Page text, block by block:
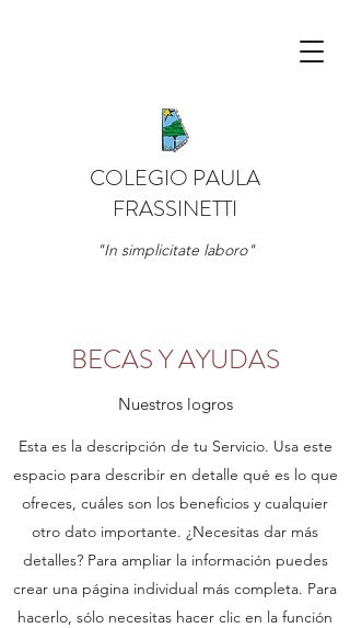
COLEGIO PAULA
FRASSINETTI
"In simplicitate laboro"
BECAS Y AYUDAS
Nuestros logros
Esta es la descripción de tu Servicio. Usa este
espacio para describir en detalle qué es lo que
ofreces, cuáles son los beneficios y cualquier
otro dato importante. ¿Necesitas dar más
detalles? Para ampliar la información puedes
crear una página individual más completa. Para
hacerlo, sólo necesitas hacer clic en la función